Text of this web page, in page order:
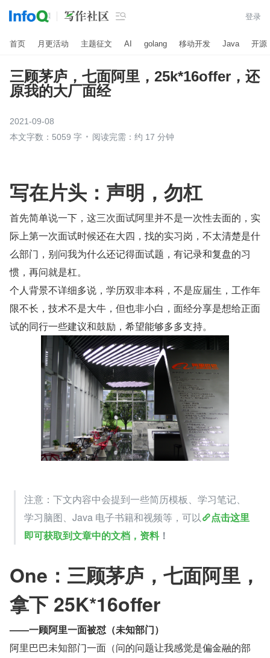
 登录
首页 月更活动 主题征文 AI golang 移动开发 Java 开源
三顾茅庐，七面阿里，25k*16offer，还
原我的大厂面经
2021-09-08
本文字数：5059 字
阅读完需：约 17 分钟
写在片头：声明，勿杠
首先简单说一下，这三次面试阿里并不是一次性去面的，实
际上第一次面试时候还在大四，找的实习岗，不太清楚是什
么部门，别问我为什么还记得面试题，有记录和复盘的习
惯，再问就是杠。
个人背景不详细多说，学历双非本科，不是应届生，工作年
限不长，技术不是大牛，但也非小白，面经分享是想给正面
试的同行一些建议和鼓励，希望能够多多支持。
注意：下文内容中会提到一些简历模板、学习笔记、
学习脑图、Java 电子书籍和视频等，可以
点击这里
即可获取到文章中的文档，资料！
One：三顾茅庐，七面阿里，
拿下 25K*16offer
——一顾阿里一面被怼（未知部门）
阿里巴巴未知部门一面（问的问题让我感觉是偏金融的部